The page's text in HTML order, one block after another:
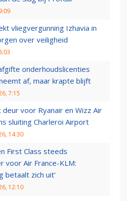
vliegvergunning Izhavia in
over veiligheid
onderhoudslicenties
af, maar krapte blijft
7:15
deur voor Ryanair en Wizz Air
sluiting Charleroi Airport
14:30
First Class steeds
voor Air France-KLM:
betaalt zich uit’
12:10